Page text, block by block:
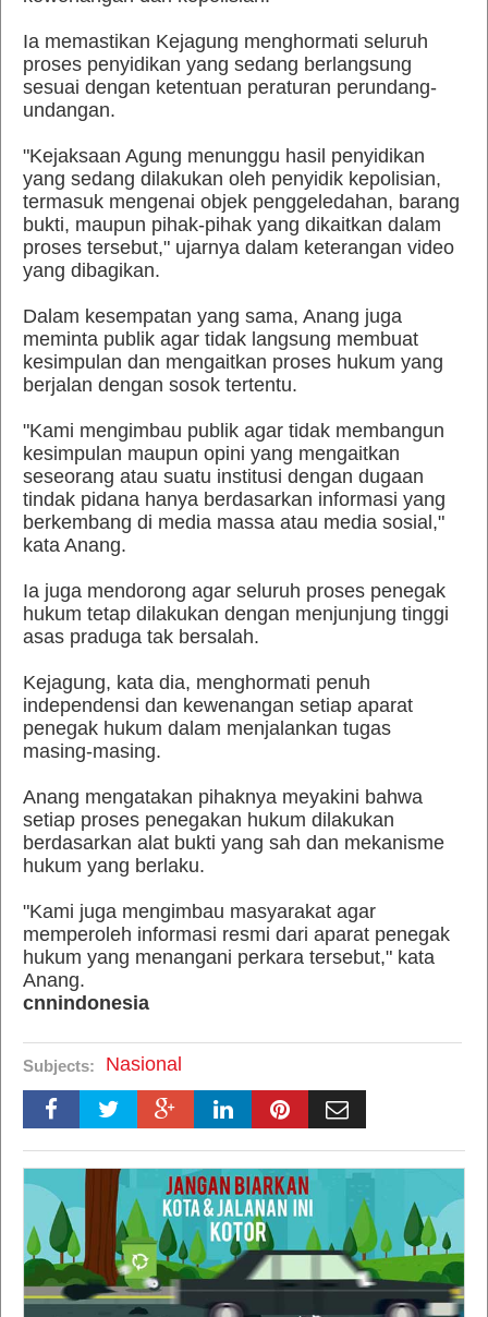
Ia memastikan Kejagung menghormati seluruh
proses penyidikan yang sedang berlangsung
sesuai dengan ketentuan peraturan perundang-
undangan.
"Kejaksaan Agung menunggu hasil penyidikan
yang sedang dilakukan oleh penyidik kepolisian,
termasuk mengenai objek penggeledahan, barang
bukti, maupun pihak-pihak yang dikaitkan dalam
proses tersebut," ujarnya dalam keterangan video
yang dibagikan.
Dalam kesempatan yang sama, Anang juga
meminta publik agar tidak langsung membuat
kesimpulan dan mengaitkan proses hukum yang
berjalan dengan sosok tertentu.
"Kami mengimbau publik agar tidak membangun
kesimpulan maupun opini yang mengaitkan
seseorang atau suatu institusi dengan dugaan
tindak pidana hanya berdasarkan informasi yang
berkembang di media massa atau media sosial,"
kata Anang.
Ia juga mendorong agar seluruh proses penegak
hukum tetap dilakukan dengan menjunjung tinggi
asas praduga tak bersalah.
Kejagung, kata dia, menghormati penuh
independensi dan kewenangan setiap aparat
penegak hukum dalam menjalankan tugas
masing-masing.
Anang mengatakan pihaknya meyakini bahwa
setiap proses penegakan hukum dilakukan
berdasarkan alat bukti yang sah dan mekanisme
hukum yang berlaku.
"Kami juga mengimbau masyarakat agar
memperoleh informasi resmi dari aparat penegak
hukum yang menangani perkara tersebut," kata
Anang.
cnnindonesia
Subjects: Nasional